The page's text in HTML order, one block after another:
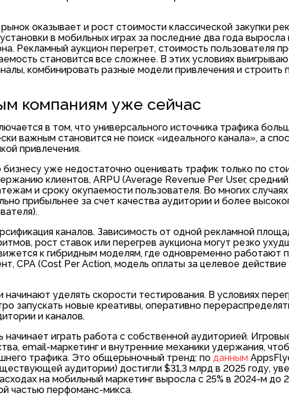
оказывает и рост стоимости классической закупки
в мобильных играх за последние два года
Рекламный аукцион перегрет, стоимость пользователя
становится все сложнее. В этих условиях
комбинировать разные модели привлечения и строить
компаниям уже сейчас
в том, что универсального источника трафика
важным становится не поиск «идеального канала», а
привлечения.
бизнесу уже недостаточно оценивать трафик только по
клиентов, ARPU (Average Revenue Per User,
и сроку окупаемости пользователя. Во многих
прибыльнее за счет качества аудитории и более
каналов. Зависимость от одной рекламной
рост ставок или перегрев аукциона могут резко
к гибридным моделям, где одновременно работают
CPA (Cost Per Action, модель оплаты за целевое
уделять скорости тестирования. В условиях
запускать новые креативы, оперативно
и каналов.
играть работа с собственной аудиторией.
email-маркетинг и внутренние механики удержания,
трафика. Это общерыночный тренд: по данным
аудитории) достигли $31,3 млрд в 2025 году,
на мобильный маркетинг выросла с 25% в 2024-м до
частью перфоманс-микса.